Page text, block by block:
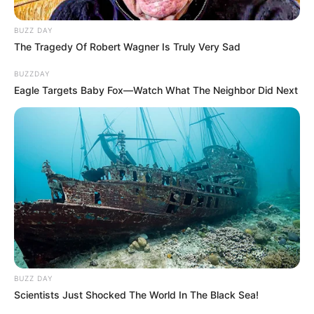
BUZZ DAY
The Tragedy Of Robert Wagner Is Truly Very Sad
BUZZDAY
Eagle Targets Baby Fox—Watch What The Neighbor Did Next
BUZZ DAY
Scientists Just Shocked The World In The Black Sea!